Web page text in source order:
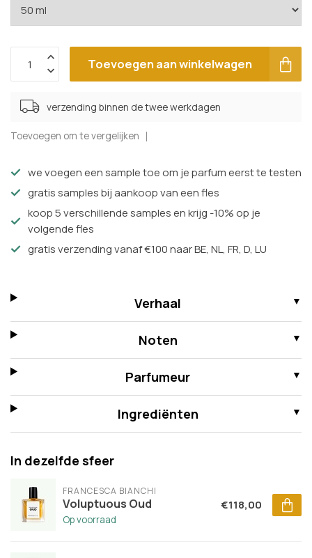
Toevoegen aan winkelwagen
verzending binnen de twee werkdagen
Toevoegen om te vergelijken
we voegen een sample toe om je parfum eerst te testen
gratis samples bij aankoop van een fles
koop 5 verschillende samples en krijg -10% op je
volgende fles
gratis verzending vanaf €100 naar BE, NL, FR, D, LU
Verhaal
Noten
Parfumeur
Ingrediënten
In dezelfde sfeer
FRANCESCA BIANCHI
Voluptuous Oud
Op voorraad
€118,00